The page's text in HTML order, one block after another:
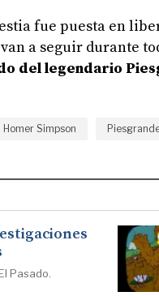
fue puesta en
a seguir durante
del legendario
Homer Simpson
Pasado.